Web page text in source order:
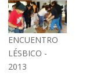
ENCUENTRO
LÉSBICO -
2013